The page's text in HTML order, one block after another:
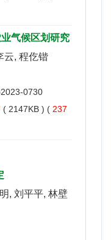
气候区划研究
云, 程仡锴
0730
( 2147KB ) ( 237
, 刘平平, 林壁